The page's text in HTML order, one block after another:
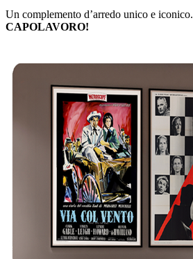
Un complemento d’arredo unico e iconico.
CAPOLAVORO!